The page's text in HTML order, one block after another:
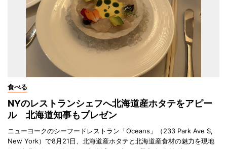
食べる
NYのレストランシェフへ北海道産ホタテをアピー
ル 北海道知事もプレゼン
ニューヨークのシーフードレストラン「Oceans」（233 Park Ave S,
New York）で8月21日、北海道産ホタテと北海道産食材の魅力を現地